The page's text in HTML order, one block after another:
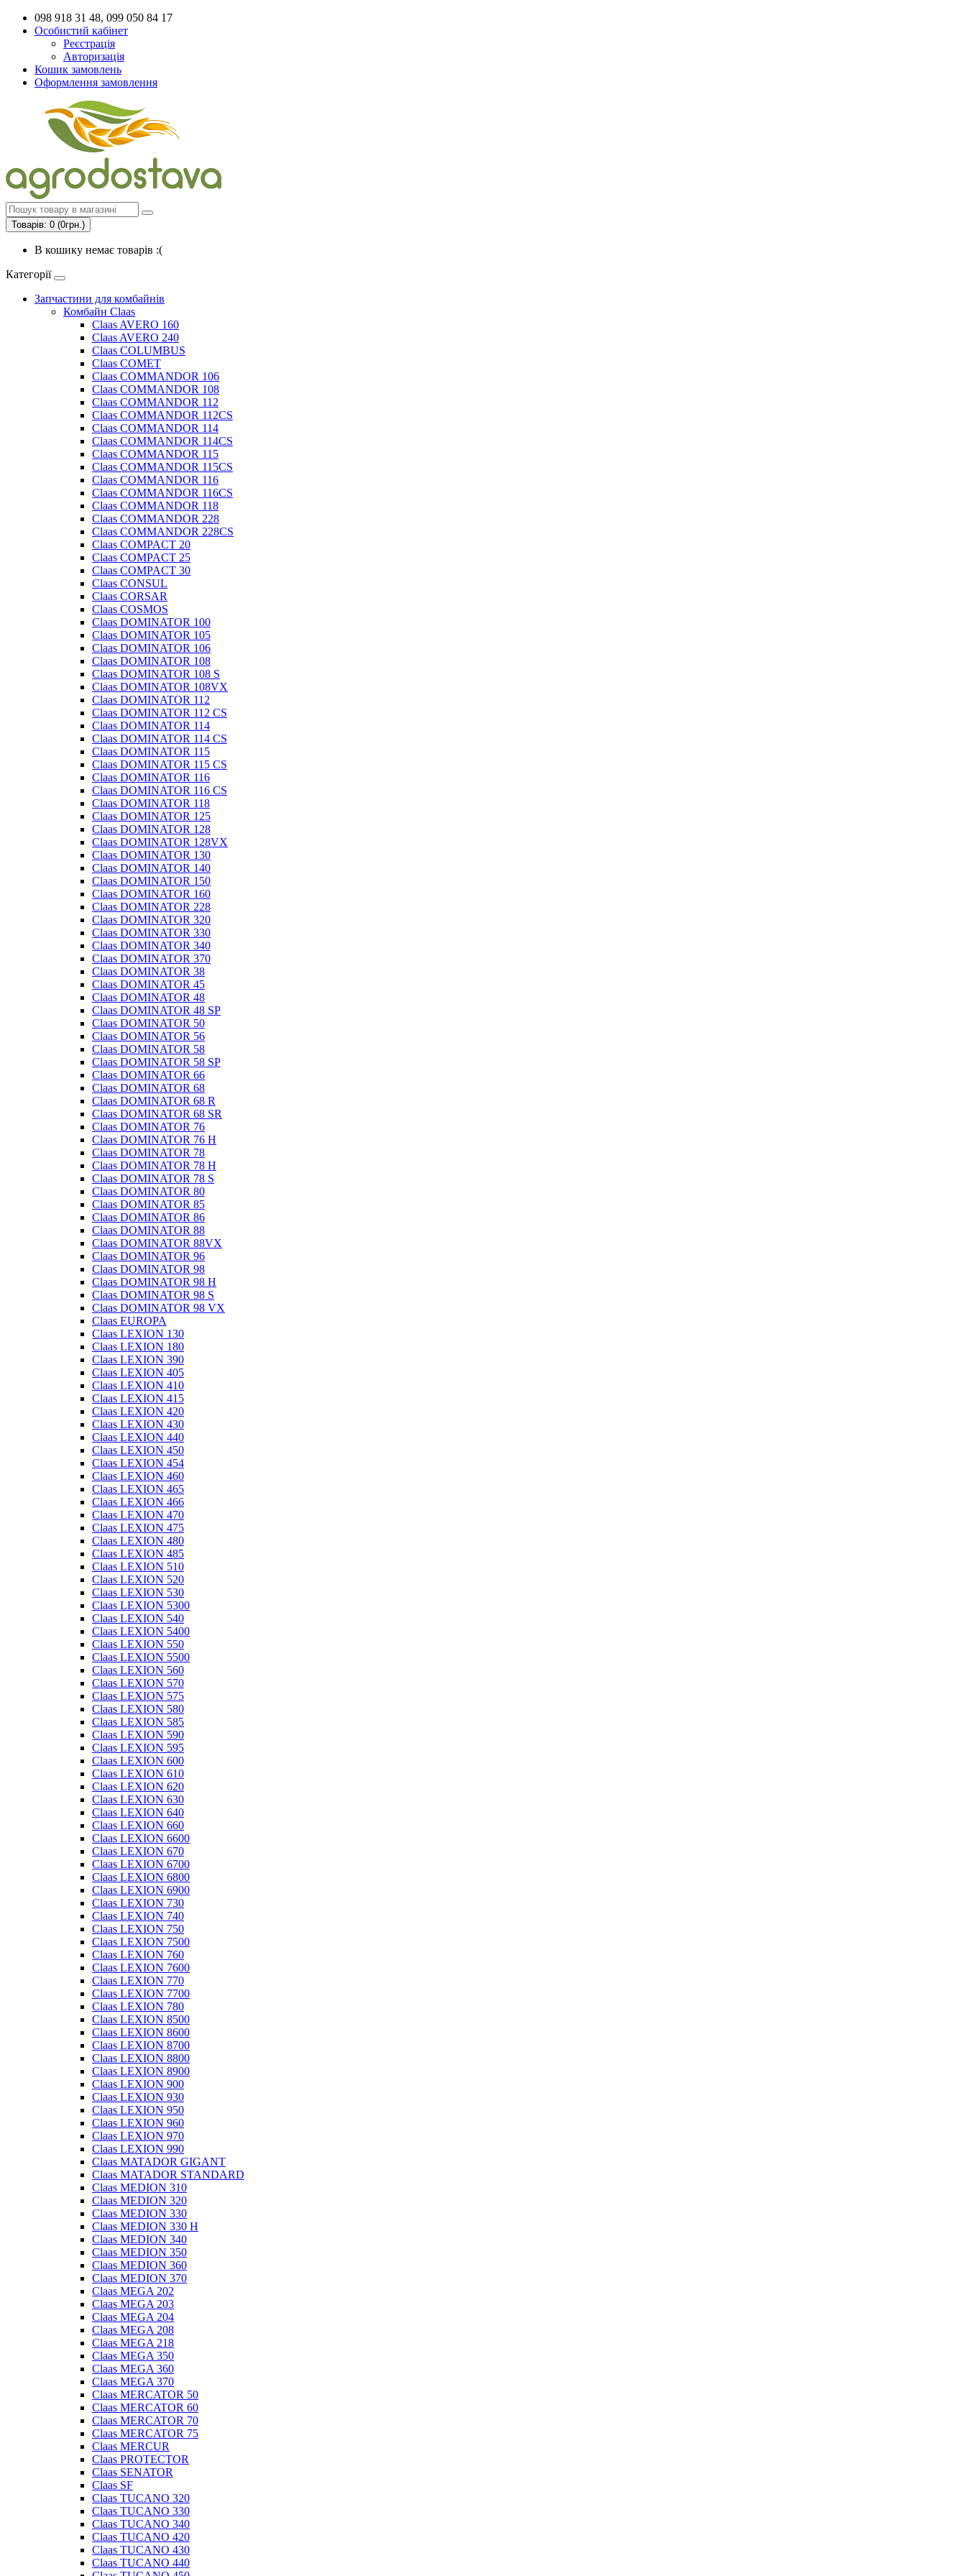
098 918 31 48, 099 050 84 17
Особистий кабінет
Реєстрація
Авторизація
Кошик замовлень
Оформлення замовлення
Товарів: 0 (0грн.)
В кошику немає товарів :(
Категорії
Запчастини для комбайнів
Комбайн Claas
Claas AVERO 160
Claas AVERO 240
Claas COLUMBUS
Claas COMET
Claas COMMANDOR 106
Claas COMMANDOR 108
Claas COMMANDOR 112
Claas COMMANDOR 112CS
Claas COMMANDOR 114
Claas COMMANDOR 114CS
Claas COMMANDOR 115
Claas COMMANDOR 115CS
Claas COMMANDOR 116
Claas COMMANDOR 116CS
Claas COMMANDOR 118
Claas COMMANDOR 228
Claas COMMANDOR 228CS
Claas COMPACT 20
Claas COMPACT 25
Claas COMPACT 30
Claas CONSUL
Claas CORSAR
Claas COSMOS
Claas DOMINATOR 100
Claas DOMINATOR 105
Claas DOMINATOR 106
Claas DOMINATOR 108
Claas DOMINATOR 108 S
Claas DOMINATOR 108VX
Claas DOMINATOR 112
Claas DOMINATOR 112 CS
Claas DOMINATOR 114
Claas DOMINATOR 114 CS
Claas DOMINATOR 115
Claas DOMINATOR 115 CS
Claas DOMINATOR 116
Claas DOMINATOR 116 CS
Claas DOMINATOR 118
Claas DOMINATOR 125
Claas DOMINATOR 128
Claas DOMINATOR 128VX
Claas DOMINATOR 130
Claas DOMINATOR 140
Claas DOMINATOR 150
Claas DOMINATOR 160
Claas DOMINATOR 228
Claas DOMINATOR 320
Claas DOMINATOR 330
Claas DOMINATOR 340
Claas DOMINATOR 370
Claas DOMINATOR 38
Claas DOMINATOR 45
Claas DOMINATOR 48
Claas DOMINATOR 48 SP
Claas DOMINATOR 50
Claas DOMINATOR 56
Claas DOMINATOR 58
Claas DOMINATOR 58 SP
Claas DOMINATOR 66
Claas DOMINATOR 68
Claas DOMINATOR 68 R
Claas DOMINATOR 68 SR
Claas DOMINATOR 76
Claas DOMINATOR 76 H
Claas DOMINATOR 78
Claas DOMINATOR 78 H
Claas DOMINATOR 78 S
Claas DOMINATOR 80
Claas DOMINATOR 85
Claas DOMINATOR 86
Claas DOMINATOR 88
Claas DOMINATOR 88VX
Claas DOMINATOR 96
Claas DOMINATOR 98
Claas DOMINATOR 98 H
Claas DOMINATOR 98 S
Claas DOMINATOR 98 VX
Claas EUROPA
Claas LEXION 130
Claas LEXION 180
Claas LEXION 390
Claas LEXION 405
Claas LEXION 410
Claas LEXION 415
Claas LEXION 420
Claas LEXION 430
Claas LEXION 440
Claas LEXION 450
Claas LEXION 454
Claas LEXION 460
Claas LEXION 465
Claas LEXION 466
Claas LEXION 470
Claas LEXION 475
Claas LEXION 480
Claas LEXION 485
Claas LEXION 510
Claas LEXION 520
Claas LEXION 530
Claas LEXION 5300
Claas LEXION 540
Claas LEXION 5400
Claas LEXION 550
Claas LEXION 5500
Claas LEXION 560
Claas LEXION 570
Claas LEXION 575
Claas LEXION 580
Claas LEXION 585
Claas LEXION 590
Claas LEXION 595
Claas LEXION 600
Claas LEXION 610
Claas LEXION 620
Claas LEXION 630
Claas LEXION 640
Claas LEXION 660
Claas LEXION 6600
Claas LEXION 670
Claas LEXION 6700
Claas LEXION 6800
Claas LEXION 6900
Claas LEXION 730
Claas LEXION 740
Claas LEXION 750
Claas LEXION 7500
Claas LEXION 760
Claas LEXION 7600
Claas LEXION 770
Claas LEXION 7700
Claas LEXION 780
Claas LEXION 8500
Claas LEXION 8600
Claas LEXION 8700
Claas LEXION 8800
Claas LEXION 8900
Claas LEXION 900
Claas LEXION 930
Claas LEXION 950
Claas LEXION 960
Claas LEXION 970
Claas LEXION 990
Claas MATADOR GIGANT
Claas MATADOR STANDARD
Claas MEDION 310
Claas MEDION 320
Claas MEDION 330
Claas MEDION 330 H
Claas MEDION 340
Claas MEDION 350
Claas MEDION 360
Claas MEDION 370
Claas MEGA 202
Claas MEGA 203
Claas MEGA 204
Claas MEGA 208
Claas MEGA 218
Claas MEGA 350
Claas MEGA 360
Claas MEGA 370
Claas MERCATOR 50
Claas MERCATOR 60
Claas MERCATOR 70
Claas MERCATOR 75
Claas MERCUR
Claas PROTECTOR
Claas SENATOR
Claas SF
Claas TUCANO 320
Claas TUCANO 330
Claas TUCANO 340
Claas TUCANO 420
Claas TUCANO 430
Claas TUCANO 440